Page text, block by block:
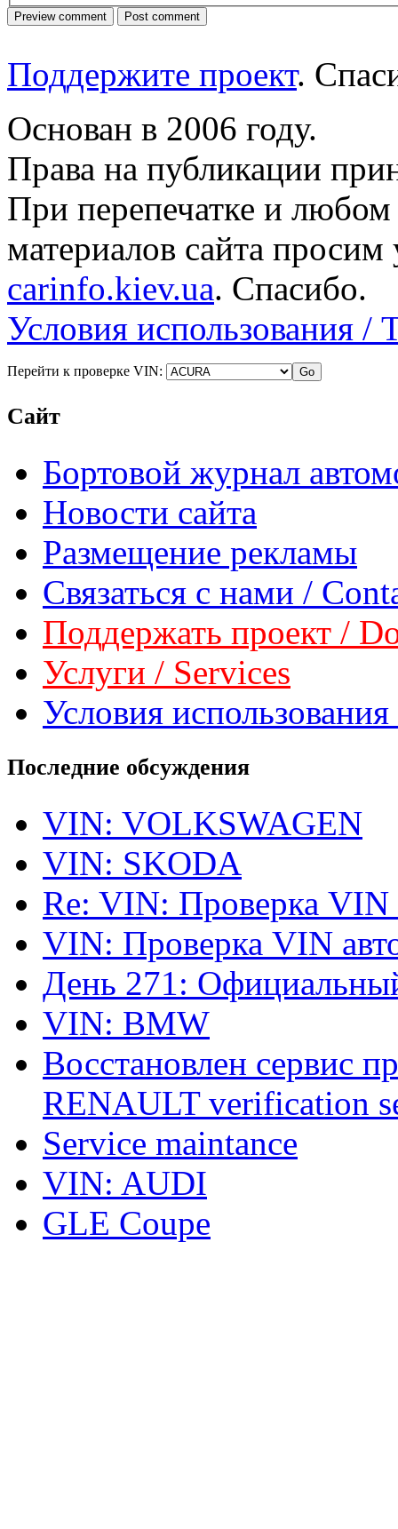
Поддержите проект.
Основан в 2006 году.
Права на публикации
При перепечатке и
материалов сайта просим
carinfo.kiev.ua. Спасибо.
Условия использования /
Перейти к проверке VIN:
Сайт
Бортовой журнал
Новости сайта
Размещение рекламы
Связаться с нами /
Поддержать проект /
Услуги / Services
Условия
Последние обсуждения
VIN: VOLKSWAGEN
VIN: SKODA
Re: VIN: Проверка VIN
VIN: Проверка VIN
День 271:
VIN: BMW
Восстановлен сервис
RENAULT verification
Service maintance
VIN: AUDI
GLE Coupe